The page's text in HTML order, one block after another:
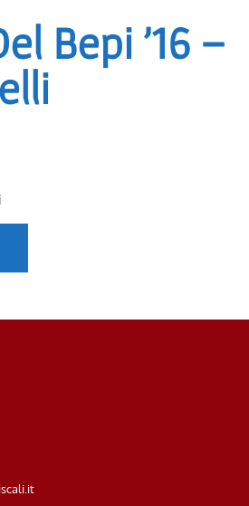
Bepi ’16 –